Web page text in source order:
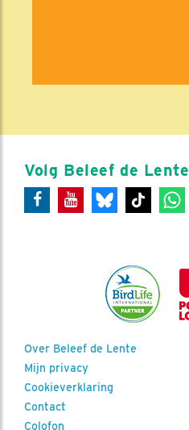
Volg Beleef de Lente
Over Beleef de Lente
Mijn privacy
Cookieverklaring
Contact
Colofon